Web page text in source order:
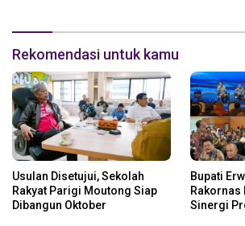
Rekomendasi untuk kamu
Usulan Disetujui, Sekolah
Rakyat Parigi Moutong Siap
Dibangun Oktober
Bupati
Rakornas
Sinergi